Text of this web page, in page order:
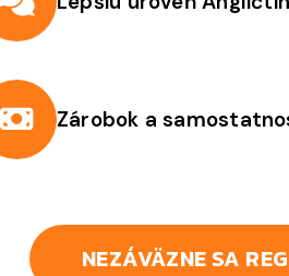
Zárobok a
NEZÁVÄZNE SA